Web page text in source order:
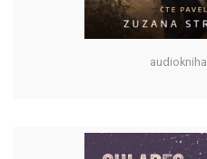
audiokniha